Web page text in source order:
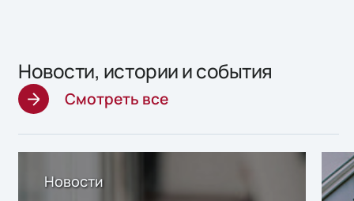
Новости, истории и события
Смотреть все
Новости